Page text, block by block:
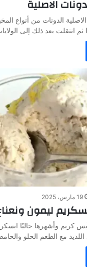
الاصلية
الدونات من أنواع
انتقلت بعد ذلك إلى
19 مارس، 2025
ليمون
كريم وأشهرها حاليًا
اللذيذ مع الطعم الحلو